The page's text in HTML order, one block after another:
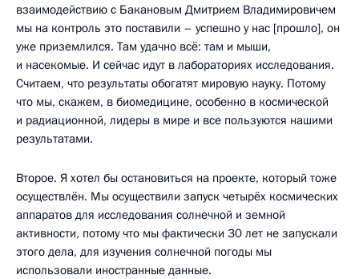
взаимодействию с Бакановым Дмитрием Владимировичем
мы на контроль это поставили – успешно у нас [прошло], он
уже приземлился. Там удачно всё: там и мыши,
и насекомые. И сейчас идут в лабораториях исследования.
Считаем, что результаты обогатят мировую науку. Потому
что мы, скажем, в биомедицине, особенно в космической
и радиационной, лидеры в мире и все пользуются нашими
результатами.
Второе. Я хотел бы остановиться на проекте, который тоже
осуществлён. Мы осуществили запуск четырёх космических
аппаратов для исследования солнечной и земной
активности, потому что мы фактически 30 лет не запускали
этого дела, для изучения солнечной погоды мы
использовали иностранные данные.